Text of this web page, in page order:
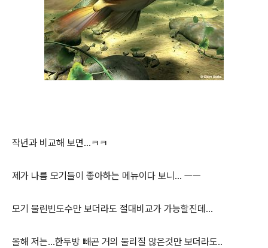
작년과 비교해 보면...ㅋㅋ
제가 나름 모기들이 좋아하는 메뉴이다 보니... ㅡㅡ
모기 물린빈도수만 보더라도 절대비교가 가능할진데...
올해 저는...한두방 빼곤 거의 물리질 않은것만 보더라도..